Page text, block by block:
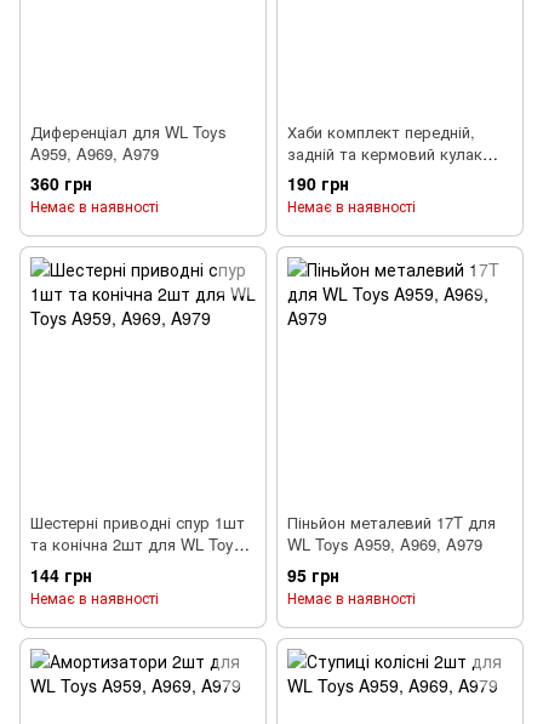
Диференціал для WL Toys
A959, A969, A979
360 грн
Немає в наявності
Хаби комплект передній,
задній та кермовий кулак
для WL Toys A959, A969,
A979
190 грн
Немає в наявності
Шестерні приводні спур 1шт
та конічна 2шт для WL Toys
A959, A969, A979
144 грн
Немає в наявності
Піньйон металевий 17T для
WL Toys A959, A969, A979
95 грн
Немає в наявності